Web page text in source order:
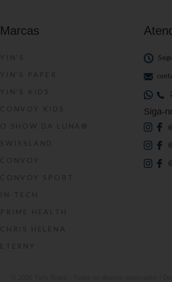
Marcas
YIN’S
YIN’S PAPER
YIN’S KIDS
CONVOY KIDS
O SHOW DA LUNA®
SWISSLAND
CONVOY
CONVOY SPORT
IN-TECH
PRIME HEALTH
CHRIS HELENA
ETERNY
Siga-